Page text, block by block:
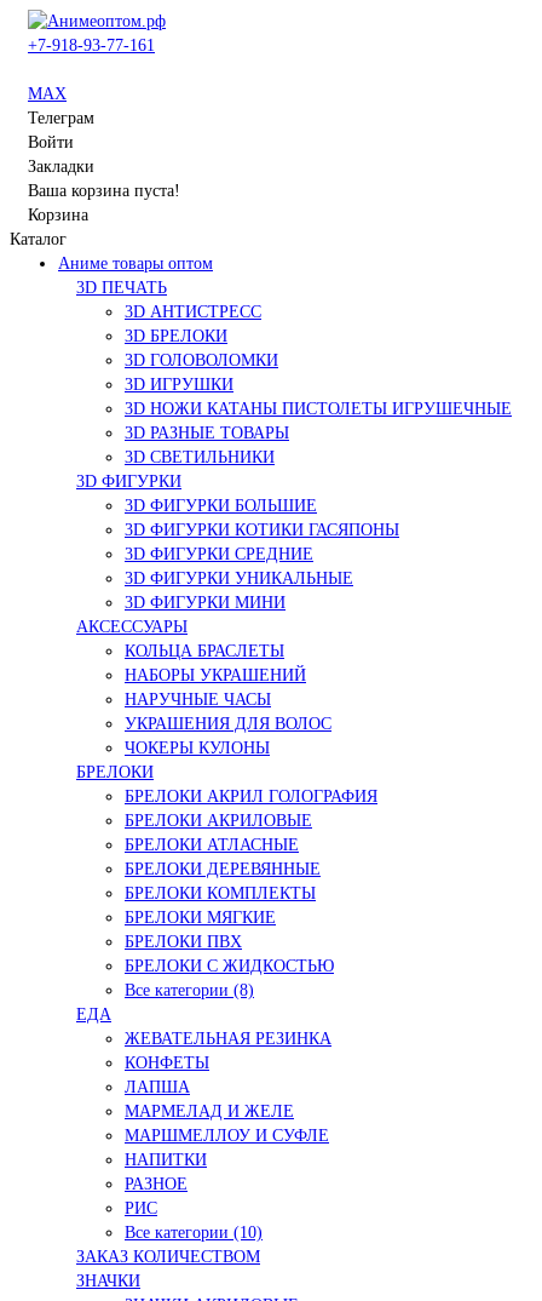
+7-918-93-77-161
MAX
Телеграм
Войти
Закладки
Ваша корзина пуста!
Корзина
Каталог
Аниме товары оптом
3D ПЕЧАТЬ
3D АНТИСТРЕСС
3D БРЕЛОКИ
3D ГОЛОВОЛОМКИ
3D ИГРУШКИ
3D НОЖИ КАТАНЫ ПИСТОЛЕТЫ ИГРУШЕЧНЫЕ
3D РАЗНЫЕ ТОВАРЫ
3D СВЕТИЛЬНИКИ
3D ФИГУРКИ
3D ФИГУРКИ БОЛЬШИЕ
3D ФИГУРКИ КОТИКИ ГАСЯПОНЫ
3D ФИГУРКИ СРЕДНИЕ
3D ФИГУРКИ УНИКАЛЬНЫЕ
3D ФИГУРКИ МИНИ
АКСЕССУАРЫ
КОЛЬЦА БРАСЛЕТЫ
НАБОРЫ УКРАШЕНИЙ
НАРУЧНЫЕ ЧАСЫ
УКРАШЕНИЯ ДЛЯ ВОЛОС
ЧОКЕРЫ КУЛОНЫ
БРЕЛОКИ
БРЕЛОКИ АКРИЛ ГОЛОГРАФИЯ
БРЕЛОКИ АКРИЛОВЫЕ
БРЕЛОКИ АТЛАСНЫЕ
БРЕЛОКИ ДЕРЕВЯННЫЕ
БРЕЛОКИ КОМПЛЕКТЫ
БРЕЛОКИ МЯГКИЕ
БРЕЛОКИ ПВХ
БРЕЛОКИ С ЖИДКОСТЬЮ
Все категории (8)
ЕДА
ЖЕВАТЕЛЬНАЯ РЕЗИНКА
КОНФЕТЫ
ЛАПША
МАРМЕЛАД И ЖЕЛЕ
МАРШМЕЛЛОУ И СУФЛЕ
НАПИТКИ
РАЗНОЕ
РИС
Все категории (10)
ЗАКАЗ КОЛИЧЕСТВОМ
ЗНАЧКИ